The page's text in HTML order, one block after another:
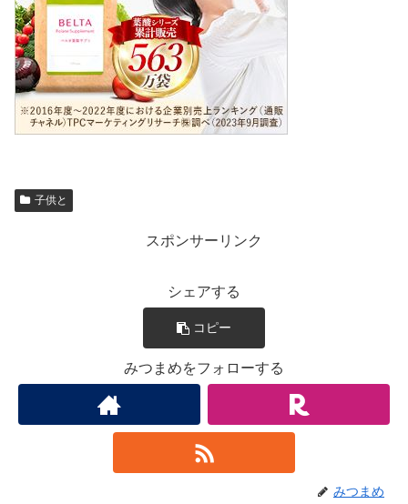
子供と
スポンサーリンク
シェアする
コピー
みつまめをフォローする
みつまめ